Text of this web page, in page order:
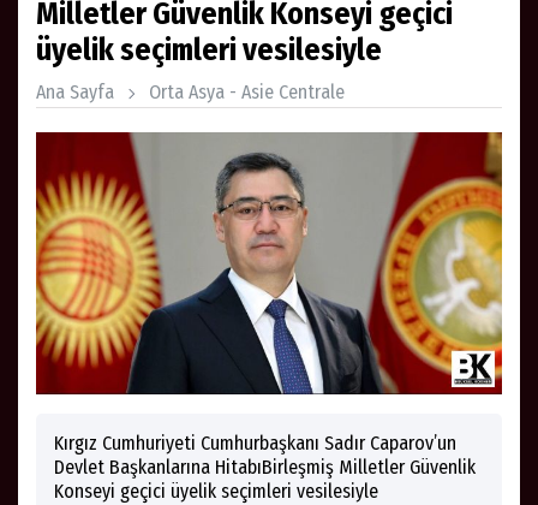
Milletler Güvenlik Konseyi geçici
üyelik seçimleri vesilesiyle
Ana Sayfa Orta Asya - Asie Centrale
Kırgız Cumhuriyeti Cumhurbaşkanı Sadır Caparov’un
Devlet Başkanlarına HitabıBirleşmiş Milletler Güvenlik
Konseyi geçici üyelik seçimleri vesilesiyle